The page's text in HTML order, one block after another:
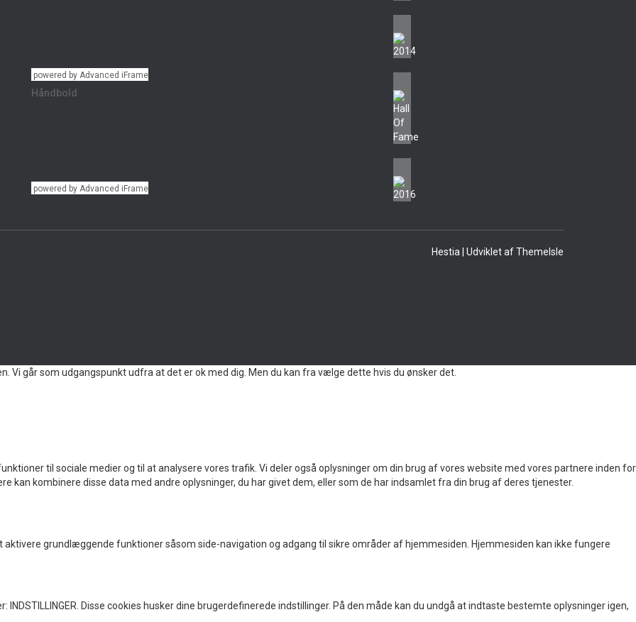
powered by Advanced iFrame
Håndbold
powered by Advanced iFrame
Hestia | Udviklet afThemeIsle
Vi går som udgangspunkt udfra at det er ok med dig. Men du kan fra vælge dette hvis du ønsker det.
til sociale medier og til at analysere vores trafik. Vi deler også oplysninger om din brug af vores website med vores partnere inden for
kan kombinere disse data med andre oplysninger, du har givet dem, eller som de har indsamlet fra din brug af deres tjenester.
grundlæggende funktioner såsom side-navigation og adgang til sikre områder af hjemmesiden. Hjemmesiden kan ikke fungere
Disse cookies husker dine brugerdefinerede indstillinger. På den måde kan du undgå at indtaste bestemte oplysninger igen,